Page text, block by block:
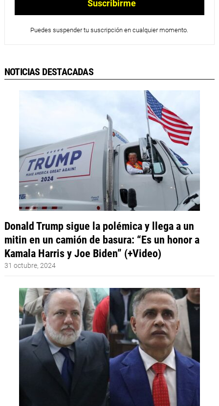
Puedes suspender tu suscripción en cualquier momento.
NOTICIAS DESTACADAS
Donald Trump sigue la polémica y llega a un
mitin en un camión de basura: “Es un honor a
Kamala Harris y Joe Biden” (+Video)
31 octubre, 2024